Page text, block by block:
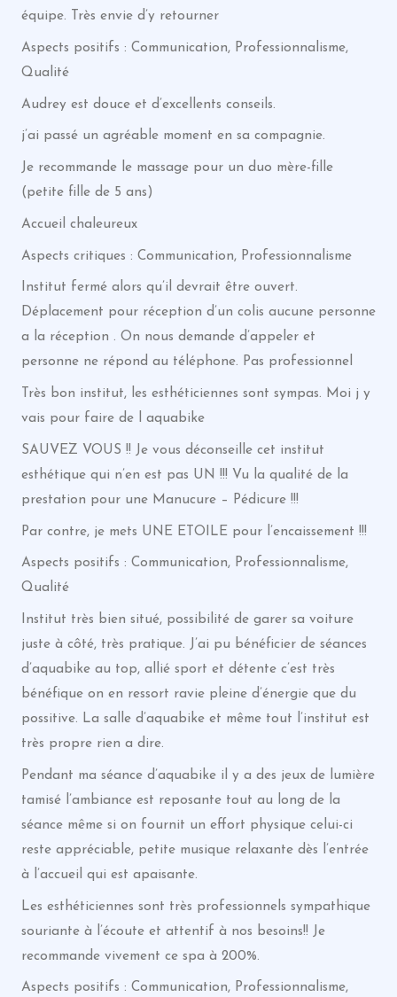
équipe. Très envie d’y retourner
Aspects positifs : Communication, Professionnalisme,
Qualité
Audrey est douce et d’excellents conseils.
j’ai passé un agréable moment en sa compagnie.
Je recommande le massage pour un duo mère-fille
(petite fille de 5 ans)
Accueil chaleureux
Aspects critiques : Communication, Professionnalisme
Institut fermé alors qu’il devrait être ouvert.
Déplacement pour réception d’un colis aucune personne
a la réception . On nous demande d’appeler et
personne ne répond au téléphone. Pas professionnel
Très bon institut, les esthéticiennes sont sympas. Moi j y
vais pour faire de l aquabike
SAUVEZ VOUS !! Je vous déconseille cet institut
esthétique qui n’en est pas UN !!! Vu la qualité de la
prestation pour une Manucure – Pédicure !!!
Par contre, je mets UNE ETOILE pour l’encaissement !!!
Aspects positifs : Communication, Professionnalisme,
Qualité
Institut très bien situé, possibilité de garer sa voiture
juste à côté, très pratique. J’ai pu bénéficier de séances
d’aquabike au top, allié sport et détente c’est très
bénéfique on en ressort ravie pleine d’énergie que du
possitive. La salle d’aquabike et même tout l’institut est
très propre rien a dire.
Pendant ma séance d’aquabike il y a des jeux de lumière
tamisé l’ambiance est reposante tout au long de la
séance même si on fournit un effort physique celui-ci
reste appréciable, petite musique relaxante dès l’entrée
à l’accueil qui est apaisante.
Les esthéticiennes sont très professionnels sympathique
souriante à l’écoute et attentif à nos besoins!! Je
recommande vivement ce spa à 200%.
Aspects positifs : Communication, Professionnalisme,